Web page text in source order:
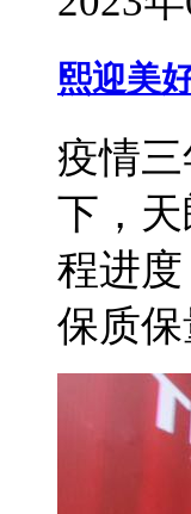
熙迎美
疫情
下，
程进
保质